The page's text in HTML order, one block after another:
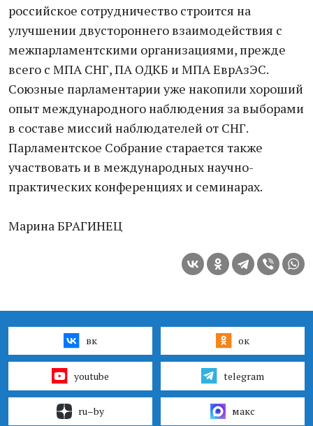
российское сотрудничество строится на
улучшении двустороннего взаимодействия с
межпарламентскими организациями, прежде
всего с МПА СНГ, ПА ОДКБ и МПА ЕврАзЭС.
Союзные парламентарии уже накопили хороший
опыт международного наблюдения за выборами
в составе миссий наблюдателей от СНГ.
Парламентское Собрание старается также
участвовать и в международных научно-
практических конференциях и семинарах.
Марина БРАГИНЕЦ
вк ок
youtube telegram
ru–by макс